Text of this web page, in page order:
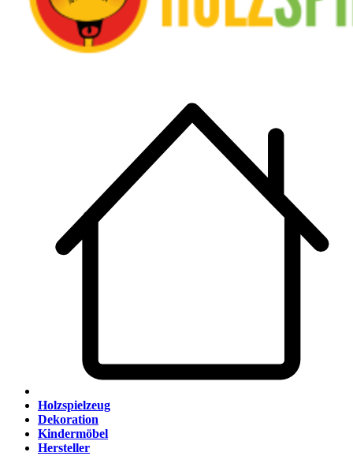
Holzspielzeug
Dekoration
Kindermöbel
Hersteller